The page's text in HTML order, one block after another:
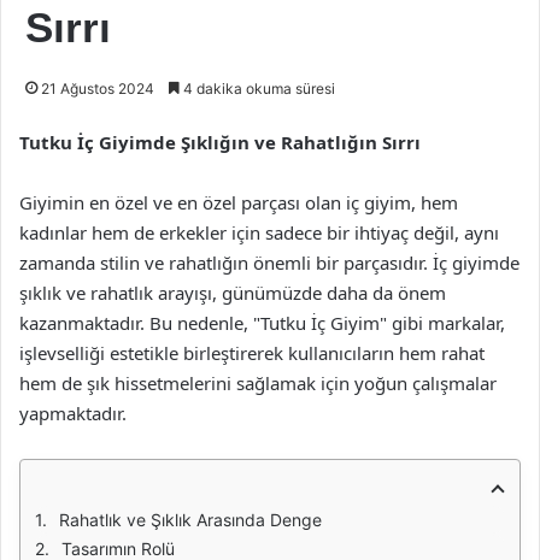
Sırrı
21 Ağustos 2024 4 dakika okuma süresi
Tutku İç Giyimde Şıklığın ve Rahatlığın Sırrı
Giyimin en özel ve en özel parçası olan iç giyim, hem
kadınlar hem de erkekler için sadece bir ihtiyaç değil, aynı
zamanda stilin ve rahatlığın önemli bir parçasıdır. İç giyimde
şıklık ve rahatlık arayışı, günümüzde daha da önem
kazanmaktadır. Bu nedenle, "Tutku İç Giyim" gibi markalar,
işlevselliği estetikle birleştirerek kullanıcıların hem rahat
hem de şık hissetmelerini sağlamak için yoğun çalışmalar
yapmaktadır.
Rahatlık ve Şıklık Arasında Denge
Tasarımın Rolü